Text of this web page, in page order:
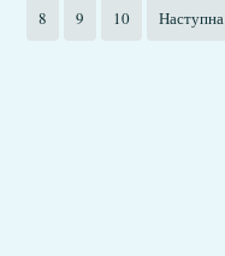
8 9 10 Наступна